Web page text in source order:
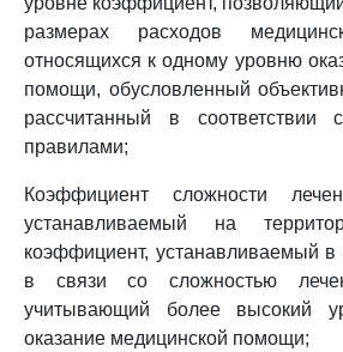
размерах расходов
относящихся к одному уровню
помощи, обусловленный
рассчитанный в соответствии
правилами;
Коэффициент сложности
устанавливаемый на
коэффициент, устанавливаемый в
в связи со сложностью
учитывающий более высокий
оказание медицинской помощи;